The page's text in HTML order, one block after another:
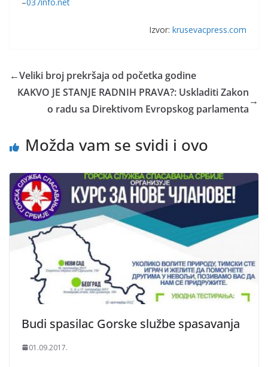
Izvor: krusevacpress.com
←Veliki broj prekršaja od početka godine
KAKVO JE STANJE RADNIH PRAVA?: Uskladiti Zakon
o radu sa Direktivom Evropskog parlamenta
→
Možda vam se svidi i ovo
Budi spasilac Gorske službe spasavanja
01.09.2017.